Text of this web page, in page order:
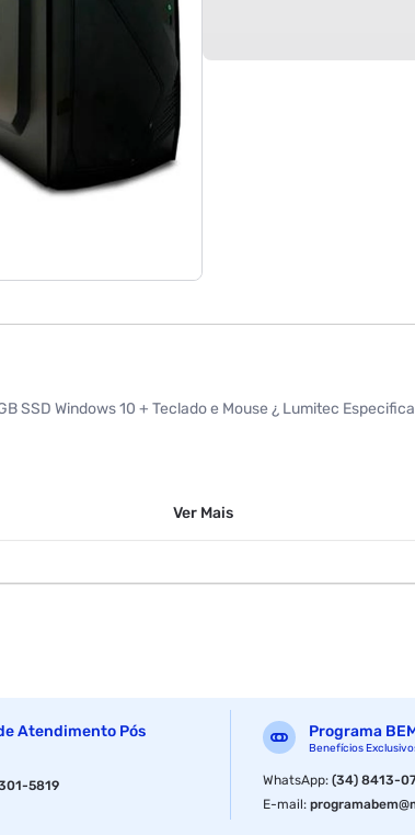
SSD Windows 10 + Teclado e Mouse ¿ Lumitec
Ver Mais
Atendimento Pós
5819
Programa
Benefícios
WhatsApp:(34) 8413-
E-mail: